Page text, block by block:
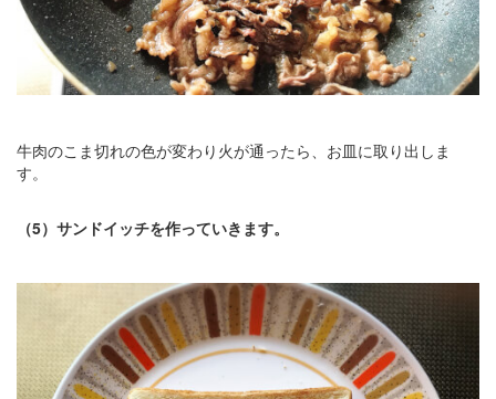
牛肉のこま切れの色が変わり火が通ったら、お皿に取り出しま
す。
（5）サンドイッチを作っていきます。